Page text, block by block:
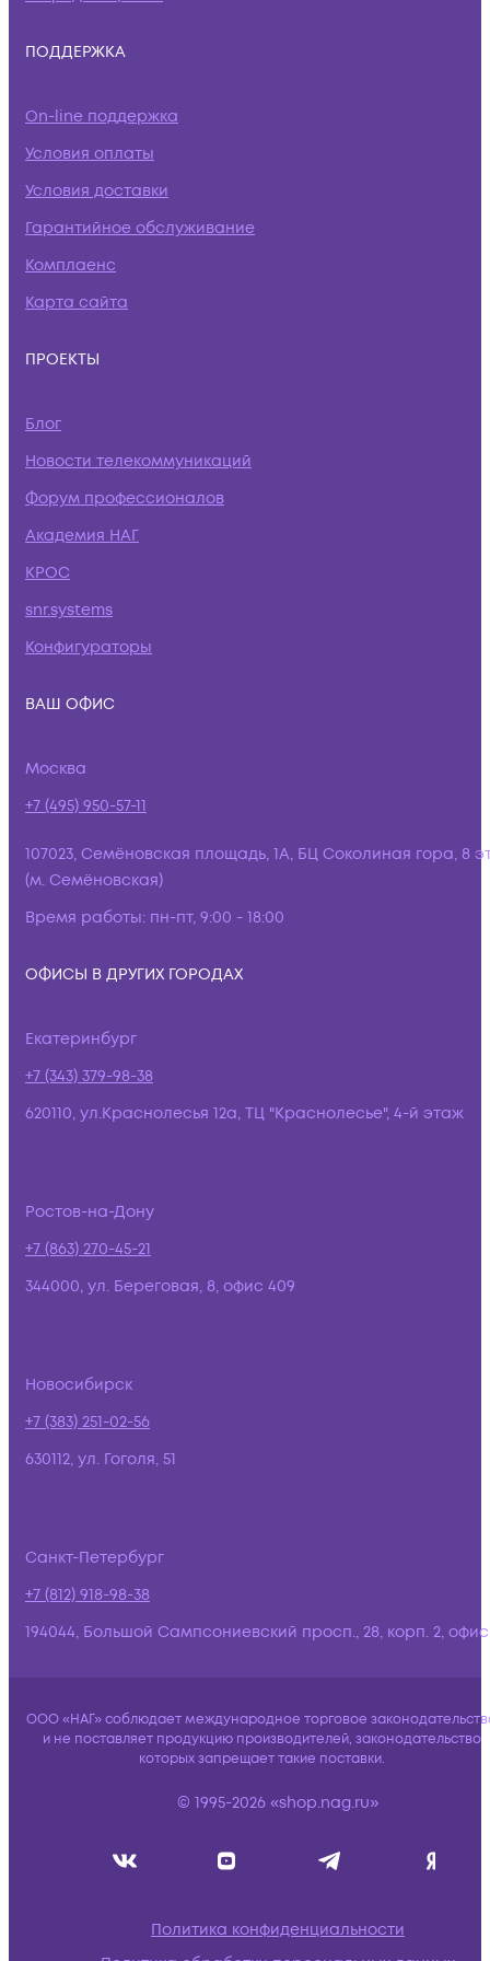
ПОДДЕРЖКА
On-line поддержка
Условия оплаты
Условия доставки
Гарантийное обслуживание
Комплаенс
Карта сайта
ПРОЕКТЫ
Блог
Новости телекоммуникаций
Форум профессионалов
Академия НАГ
КРОС
snr.systems
Конфигураторы
ВАШ ОФИС
Москва
+7 (495) 950-57-11
107023, Семёновская площадь, 1А, БЦ Соколиная гора, 8
(м. Семёновская)
Время работы: пн-пт, 9:00 - 18:00
ОФИСЫ В ДРУГИХ ГОРОДАХ
Екатеринбург
+7 (343) 379-98-38
620110, ул.Краснолесья 12а, ТЦ "Краснолесье", 4-й этаж
Ростов-на-Дону
+7 (863) 270-45-21
344000, ул. Береговая, 8, офис 409
Новосибирск
+7 (383) 251-02-56
630112, ул. Гоголя, 51
Санкт-Петербург
+7 (812) 918-98-38
194044, Большой Сампсониевский просп., 28, корп. 2,
ООО «НАГ» соблюдает международное торговое
и не поставляет продукцию производителей, законодательство
которых запрещает такие поставки.
© 1995-2026 «shop.nag.ru»
Политика конфиденциальности